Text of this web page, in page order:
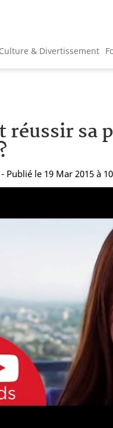
Culture & Divertissement
réussir sa
- Publié le 19 Mar 2015 à